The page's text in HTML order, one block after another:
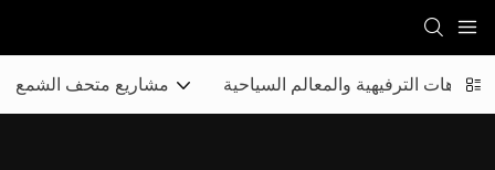
مشاريع متحف الشمع الترفيهية والمعالم السياحية